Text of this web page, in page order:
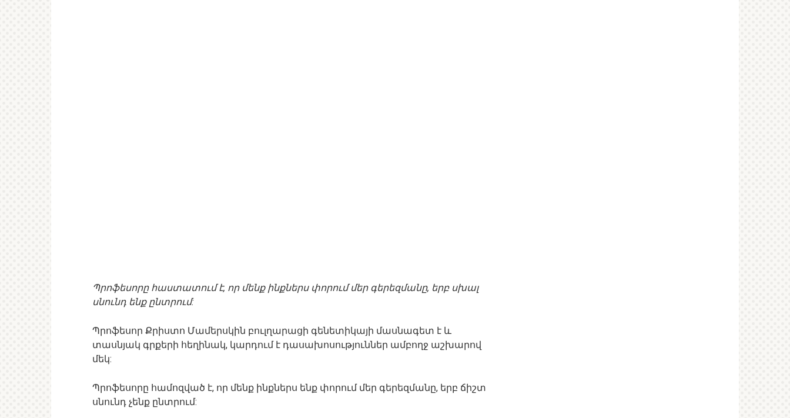
Պրոֆեսորը հաստատում է, որ մենք ինքներս փորում մեր գերեզմանը, երբ սխալ
սնունդ ենք ընտրում:
Պրոֆեսոր Քրիստո Մամերսկին բուլղարացի գենետիկայի մասնագետ է և
տասնյակ գրքերի հեղինակ, կարդում է դասախոսություններ ամբողջ աշխարով
մեկ:
Պրոֆեսորը համոզված է, որ մենք ինքներս ենք փորում մեր գերեզմանը, երբ ճիշտ
սնունդ չենք ընտրում: